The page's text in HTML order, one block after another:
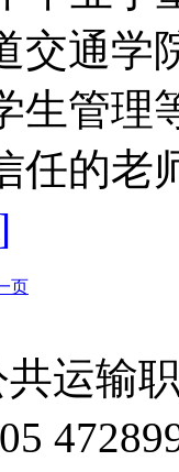
交通学
生管
任的
页
运输